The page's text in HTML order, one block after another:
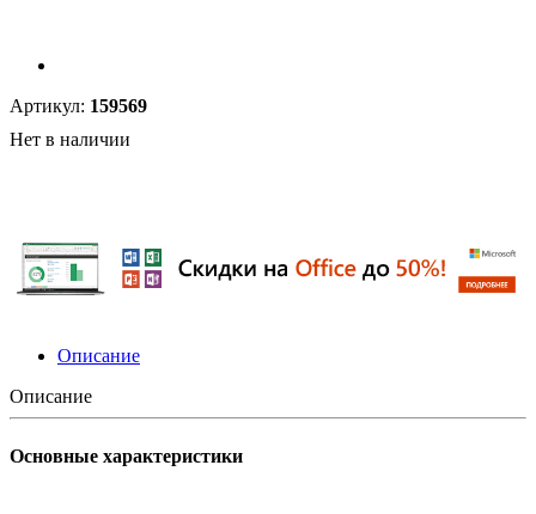
Артикул: 159569
Нет в наличии
Описание
Описание
Основные характеристики